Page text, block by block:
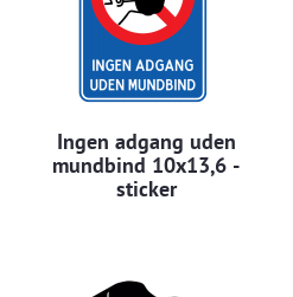
Ingen adgang uden
mundbind 10x13,6 -
sticker